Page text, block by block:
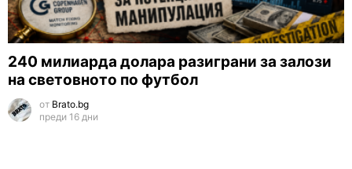
240 милиарда долара разиграни за залози
на световното по футбол
от Brato.bg
преди 16 дни